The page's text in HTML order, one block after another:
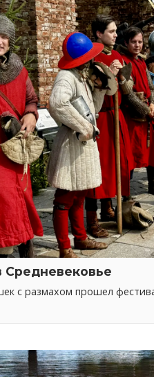
Средневековье
с размахом прошел